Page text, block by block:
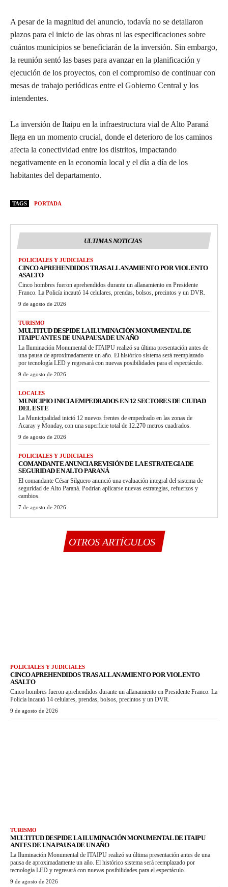
A pesar de la magnitud del anuncio, todavía no se detallaron
plazos para el inicio de las obras ni las especificaciones sobre
cuántos municipios se beneficiarán de la inversión. Sin embargo,
la reunión sentó las bases para avanzar en la planificación y
ejecución de los proyectos, con el compromiso de continuar con
mesas de trabajo periódicas entre el Gobierno Central y los
intendentes.
La inversión de Itaipu en la infraestructura vial de Alto Paraná
llega en un momento crucial, donde el deterioro de los caminos
afecta la conectividad entre los distritos, impactando
negativamente en la economía local y el día a día de los
habitantes del departamento.
TAGS PORTADA
ULTIMAS NOTICIAS
POLICIALES Y JUDICIALES
CINCO APREHENDIDOS TRAS ALLANAMIENTO POR VIOLENTO
ASALTO
Cinco hombres fueron aprehendidos durante un allanamiento en Presidente
Franco. La Policía incautó 14 celulares, prendas, bolsos, precintos y un DVR.
9 de agosto de 2026
TURISMO
MULTITUD DESPIDE LA ILUMINACIÓN MONUMENTAL DE
ITAIPU ANTES DE UNA PAUSA DE UN AÑO
La Iluminación Monumental de ITAIPU realizó su última presentación antes de
una pausa de aproximadamente un año. El histórico sistema será reemplazado
por tecnología LED y regresará con nuevas posibilidades para el espectáculo.
9 de agosto de 2026
LOCALES
MUNICIPIO INICIA EMPEDRADOS EN 12 SECTORES DE CIUDAD
DEL ESTE
La Municipalidad inició 12 nuevos frentes de empedrado en las zonas de
Acaray y Monday, con una superficie total de 12.270 metros cuadrados.
9 de agosto de 2026
POLICIALES Y JUDICIALES
COMANDANTE ANUNCIA REVISIÓN DE LA ESTRATEGIA DE
SEGURIDAD EN ALTO PARANÁ
El comandante César Silguero anunció una evaluación integral del sistema de
seguridad de Alto Paraná. Podrían aplicarse nuevas estrategias, refuerzos y
cambios.
7 de agosto de 2026
OTROS ARTÍCULOS
POLICIALES Y JUDICIALES
CINCO APREHENDIDOS TRAS ALLANAMIENTO POR VIOLENTO
ASALTO
Cinco hombres fueron aprehendidos durante un allanamiento en Presidente Franco. La
Policía incautó 14 celulares, prendas, bolsos, precintos y un DVR.
9 de agosto de 2026
TURISMO
MULTITUD DESPIDE LA ILUMINACIÓN MONUMENTAL DE ITAIPU
ANTES DE UNA PAUSA DE UN AÑO
La Iluminación Monumental de ITAIPU realizó su última presentación antes de una
pausa de aproximadamente un año. El histórico sistema será reemplazado por
tecnología LED y regresará con nuevas posibilidades para el espectáculo.
9 de agosto de 2026